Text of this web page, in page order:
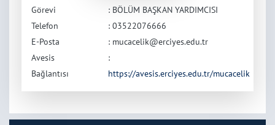
Görevi
: BÖLÜM BAŞKAN YARDIMCISI
Telefon
: 03522076666
E-Posta
: mucacelik@erciyes.edu.tr
Avesis
Bağlantısı
:
https://avesis.erciyes.edu.tr/mucacelik